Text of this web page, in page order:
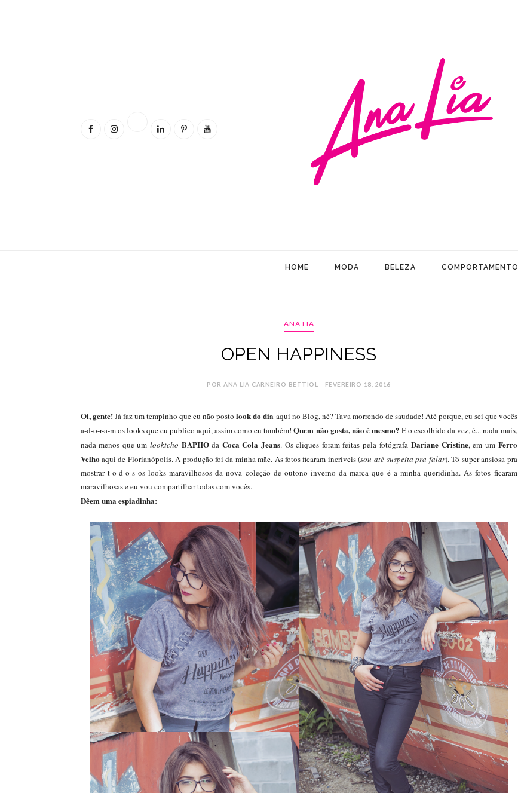
HOME MODA BELEZA COMPORTAMENTO
ANA LIA
OPEN HAPPINESS
POR ANA LIA CARNEIRO BETTIOL - FEVEREIRO 18, 2016
Oi, gente!Já faz um tempinho que eu não posto look do dia aqui no Blog, né? Tava morrendo de saudade! Até porque, eu sei que vocês
a-d-o-r-a-m os looks que eu publico aqui, assim como eu também!Quem não gosta, não é mesmo? E o escolhido da vez, é... nada mais,
nada menos que um looktcho BAPHOda Coca Cola Jeans. Os cliques foram feitas pela fotógrafaDariane Cristine, em um Ferro
Velho aqui de Florianópolis. A produção foi da minha mãe. As fotos ficaram incríveis (sou até suspeita pra falar). Tô super ansiosa pra
mostrar t-o-d-o-s os looks maravilhosos da nova coleção de outono inverno da marca que é a minha queridinha. As fotos ficaram
maravilhosas e eu vou compartilhar todas com vocês.
Dêem uma espiadinha: